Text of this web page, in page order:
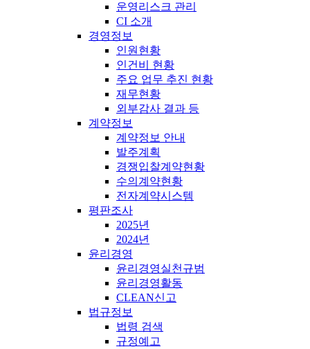
운영리스크 관리
CI 소개
경영정보
인원현황
인건비 현황
주요 업무 추진 현황
재무현황
외부감사 결과 등
계약정보
계약정보 안내
발주계획
경쟁입찰계약현황
수의계약현황
전자계약시스템
평판조사
2025년
2024년
윤리경영
윤리경영실천규범
윤리경영활동
CLEAN신고
법규정보
법령 검색
규정예고